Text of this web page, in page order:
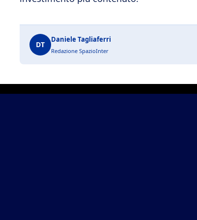
DT
Daniele Tagliaferri
Redazione SpazioInter